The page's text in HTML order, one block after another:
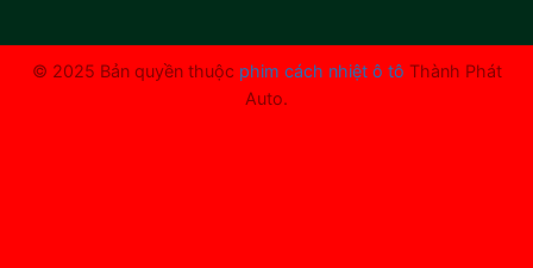
© 2025 Bản quyền thuộc phim cách nhiệt ô tô Thành Phát
Auto.